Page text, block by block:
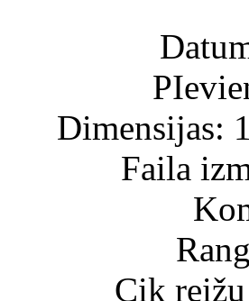
Dimensijas:
Faila
Cik